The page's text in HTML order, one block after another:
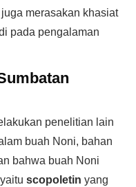
merasakan khasiat
pada pengalaman
penelitian lain
buah Noni, bahan
bahwa buah Noni
scopoletin yang